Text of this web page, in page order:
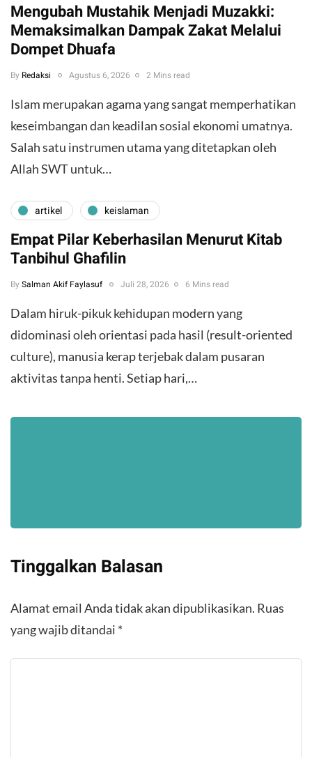
Mengubah Mustahik Menjadi Muzakki:
Memaksimalkan Dampak Zakat Melalui
Dompet Dhuafa
By Redaksi Agustus 6, 2026 2 Mins read
Islam merupakan agama yang sangat memperhatikan
keseimbangan dan keadilan sosial ekonomi umatnya.
Salah satu instrumen utama yang ditetapkan oleh
Allah SWT untuk…
artikel keislaman
Empat Pilar Keberhasilan Menurut Kitab
Tanbihul Ghafilin
By Salman Akif Faylasuf Juli 28, 2026 6 Mins read
Dalam hiruk-pikuk kehidupan modern yang
didominasi oleh orientasi pada hasil (result-oriented
culture), manusia kerap terjebak dalam pusaran
aktivitas tanpa henti. Setiap hari,…
Tinggalkan Balasan
Alamat email Anda tidak akan dipublikasikan. Ruas
yang wajib ditandai *